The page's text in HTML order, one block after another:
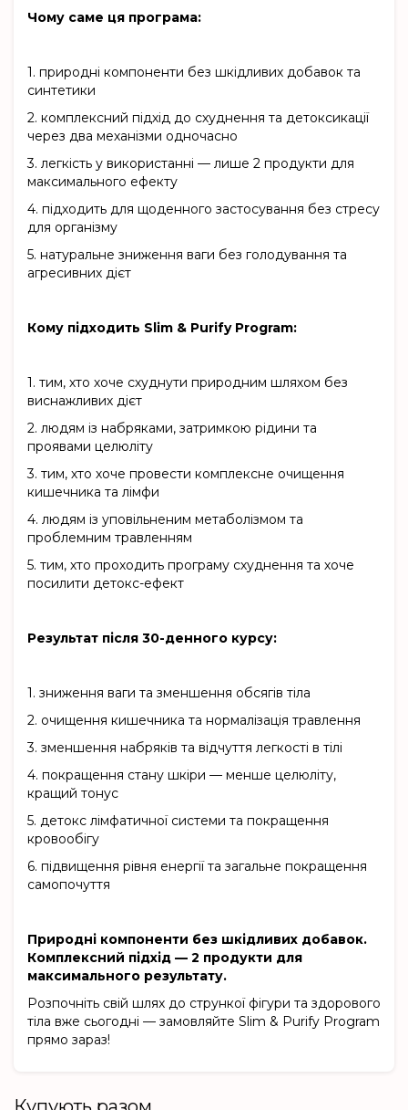
Чому саме ця програма:
1. природні компоненти без шкідливих добавок та
синтетики
2. комплексний підхід до схуднення та детоксикації
через два механізми одночасно
3. легкість у використанні — лише 2 продукти для
максимального ефекту
4. підходить для щоденного застосування без стресу
для організму
5. натуральне зниження ваги без голодування та
агресивних дієт
Кому підходить Slim & Purify Program:
1. тим, хто хоче схуднути природним шляхом без
виснажливих дієт
2. людям із набряками, затримкою рідини та
проявами целюліту
3. тим, хто хоче провести комплексне очищення
кишечника та лімфи
4. людям із уповільненим метаболізмом та
проблемним травленням
5. тим, хто проходить програму схуднення та хоче
посилити детокс-ефект
Результат після 30-денного курсу:
1. зниження ваги та зменшення обсягів тіла
2. очищення кишечника та нормалізація травлення
3. зменшення набряків та відчуття легкості в тілі
4. покращення стану шкіри — менше целюліту,
кращий тонус
5. детокс лімфатичної системи та покращення
кровообігу
6. підвищення рівня енергії та загальне покращення
самопочуття
Природні компоненти без шкідливих добавок.
Комплексний підхід — 2 продукти для
максимального результату.
Розпочніть свій шлях до стрункої фігури та здорового
тіла вже сьогодні — замовляйте Slim & Purify Program
прямо зараз!